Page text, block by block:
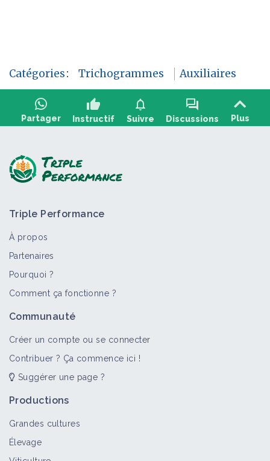
Catégories: Trichogrammes Auxiliaires
Partager
thumb_up
Instructif
notifications
Suivre
forum
Discussions Plus
Trichogramma brassicae
Triple Performance
À propos
Partenaires
Pourquoi ?
Comment ça fonctionne ?
Communauté
Créer un compte ou se connecter
Contribuer ? Ça commence ici !
Suggérer une page ?
Productions
Grandes cultures
Élevage